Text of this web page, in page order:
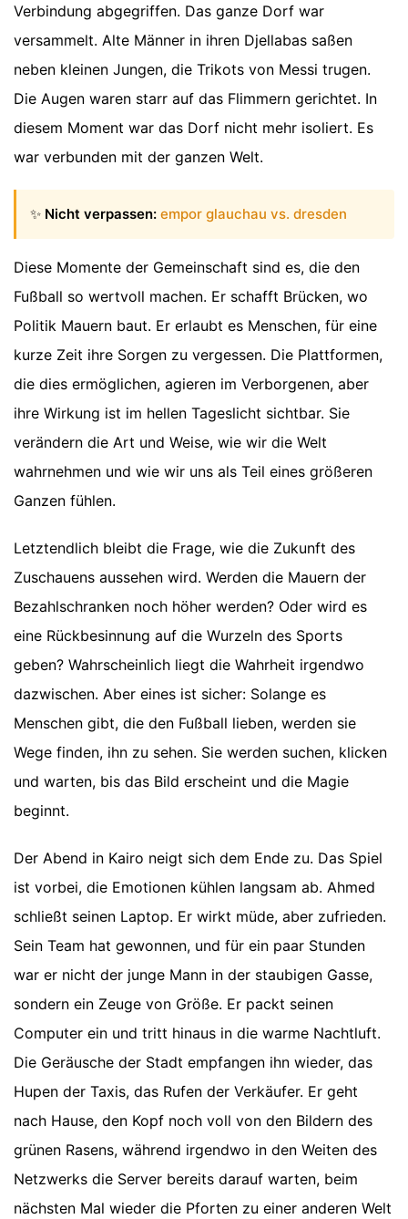
Verbindung abgegriffen. Das ganze Dorf war
versammelt. Alte Männer in ihren Djellabas saßen
neben kleinen Jungen, die Trikots von Messi trugen.
Die Augen waren starr auf das Flimmern gerichtet. In
diesem Moment war das Dorf nicht mehr isoliert. Es
war verbunden mit der ganzen Welt.
✨ Nicht verpassen: empor glauchau vs. dresden
Diese Momente der Gemeinschaft sind es, die den
Fußball so wertvoll machen. Er schafft Brücken, wo
Politik Mauern baut. Er erlaubt es Menschen, für eine
kurze Zeit ihre Sorgen zu vergessen. Die Plattformen,
die dies ermöglichen, agieren im Verborgenen, aber
ihre Wirkung ist im hellen Tageslicht sichtbar. Sie
verändern die Art und Weise, wie wir die Welt
wahrnehmen und wie wir uns als Teil eines größeren
Ganzen fühlen.
Letztendlich bleibt die Frage, wie die Zukunft des
Zuschauens aussehen wird. Werden die Mauern der
Bezahlschranken noch höher werden? Oder wird es
eine Rückbesinnung auf die Wurzeln des Sports
geben? Wahrscheinlich liegt die Wahrheit irgendwo
dazwischen. Aber eines ist sicher: Solange es
Menschen gibt, die den Fußball lieben, werden sie
Wege finden, ihn zu sehen. Sie werden suchen, klicken
und warten, bis das Bild erscheint und die Magie
beginnt.
Der Abend in Kairo neigt sich dem Ende zu. Das Spiel
ist vorbei, die Emotionen kühlen langsam ab. Ahmed
schließt seinen Laptop. Er wirkt müde, aber zufrieden.
Sein Team hat gewonnen, und für ein paar Stunden
war er nicht der junge Mann in der staubigen Gasse,
sondern ein Zeuge von Größe. Er packt seinen
Computer ein und tritt hinaus in die warme Nachtluft.
Die Geräusche der Stadt empfangen ihn wieder, das
Hupen der Taxis, das Rufen der Verkäufer. Er geht
nach Hause, den Kopf noch voll von den Bildern des
grünen Rasens, während irgendwo in den Weiten des
Netzwerks die Server bereits darauf warten, beim
nächsten Mal wieder die Pforten zu einer anderen Welt